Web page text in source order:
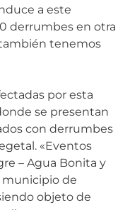
a este
derrumbes en otra
tenemos
por esta
se presentan
con derrumbes
«Eventos
– Agua Bonita y
municipio de
objeto de